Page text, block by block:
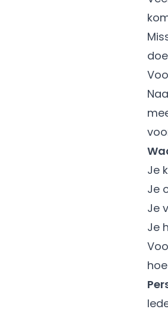
Je
Je
Je
Je